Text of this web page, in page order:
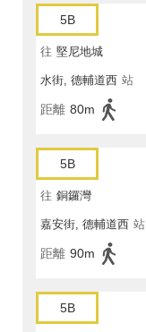
5B
往 堅尼地城
水街, 德輔道西 站
距離 80m
5B
往 銅鑼灣
嘉安街, 德輔道西 站
距離 90m
5B